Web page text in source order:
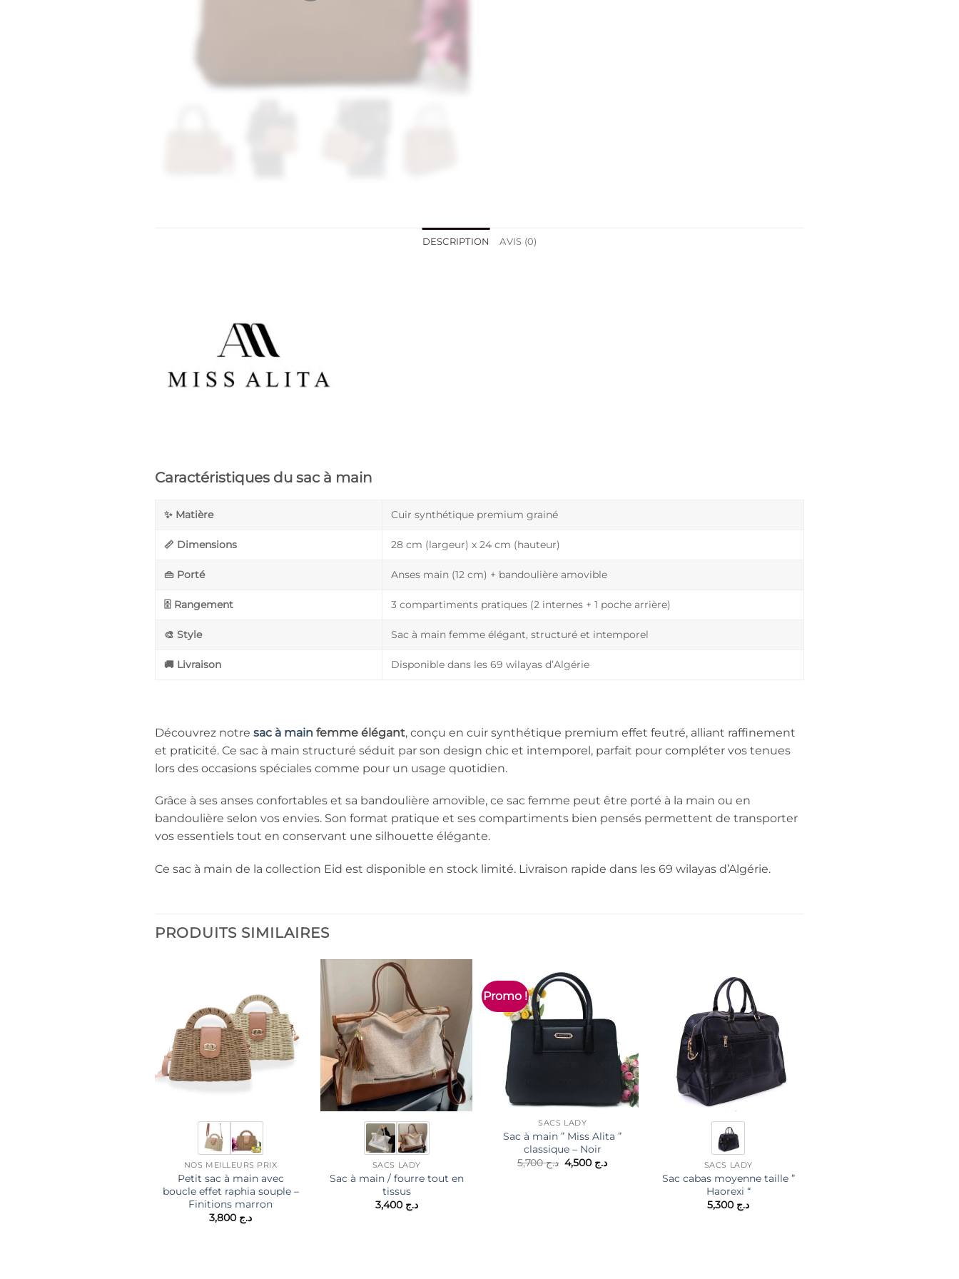
DESCRIPTION AVIS (0)
Caractéristiques du sac à main
✨ Matière Cuir synthétique premium grainé
📏 Dimensions 28 cm (largeur) x 24 cm (hauteur)
👜 Porté Anses main (12 cm) + bandoulière amovible
🗄️ Rangement 3 compartiments pratiques (2 internes + 1 poche arrière)
🎨 Style Sac à main femme élégant, structuré et intemporel
🚚 Livraison Disponible dans les 69 wilayas d’Algérie
Découvrez notre sac à main femme élégant, conçu en cuir synthétique premium effet feutré, alliant raffinement
et praticité. Ce sac à main structuré séduit par son design chic et intemporel, parfait pour compléter vos tenues
lors des occasions spéciales comme pour un usage quotidien.
Grâce à ses anses confortables et sa bandoulière amovible, ce sac femme peut être porté à la main ou en
bandoulière selon vos envies. Son format pratique et ses compartiments bien pensés permettent de transporter
vos essentiels tout en conservant une silhouette élégante.
Ce sac à main de la collection Eid est disponible en stock limité. Livraison rapide dans les 69 wilayas d’Algérie.
PRODUITS SIMILAIRES
NOS MEILLEURS PRIX
Petit sac à main avec
boucle effet raphia souple –
Finitions marron
د.ج 3,800
SACS LADY
Sac à main / fourre tout en
tissus
د.ج 3,400
Promo !
SACS LADY
Sac à main ” Miss Alita ”
classique – Noir
د.ج5,700 Le د.ج 4,500 Le SACS LADY
Sac cabas moyenne taille ”
Haorexi “
د.ج 5,300